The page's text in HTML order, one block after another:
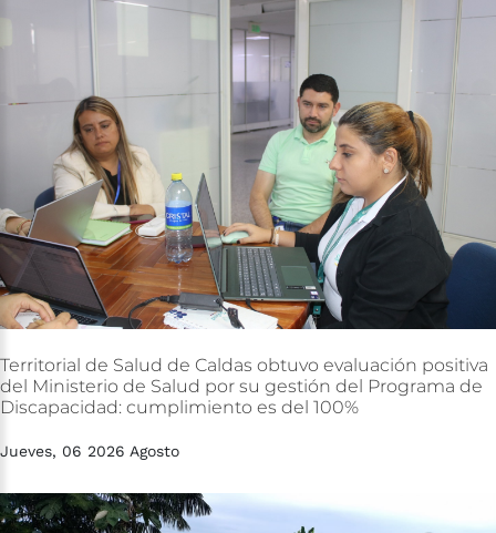
Territorial de Salud de Caldas obtuvo evaluación positiva
del Ministerio de Salud por su gestión del Programa de
Discapacidad: cumplimiento es del 100%
Jueves, 06 2026 Agosto